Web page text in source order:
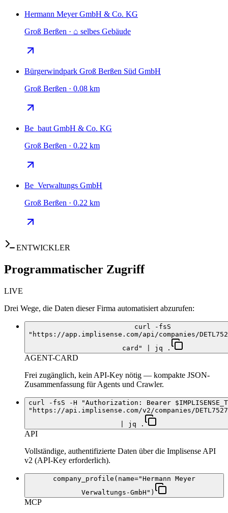
Hermann Meyer GmbH & Co. KG
Groß Berßen · ⌂ selbes Gebäude
Bürgerwindpark Groß Berßen Süd GmbH
Groß Berßen · 0.08 km
Be_baut GmbH & Co. KG
Groß Berßen · 0.22 km
Be_Verwaltungs GmbH
Groß Berßen · 0.22 km
ENTWICKLER
Programmatischer Zugriff
LIVE
Drei Wege, die Daten dieser Firma automatisiert abzurufen:
curl -fsS
"https://app.implisense.com/api/companies/
card" | jq .
AGENT-CARD
Frei zugänglich, kein API-Key nötig — kompakte JSON-
Zusammenfassung für Agents und Crawler.
curl -fsS -H "Authorization: Bearer
"https://api.implisense.com/v2/companies/
| jq .
API
Vollständige, authentifizierte Daten über die Implisense API
v2 (API-Key erforderlich).
company_profile(name="Hermann Meyer
Verwaltungs-GmbH")
MCP